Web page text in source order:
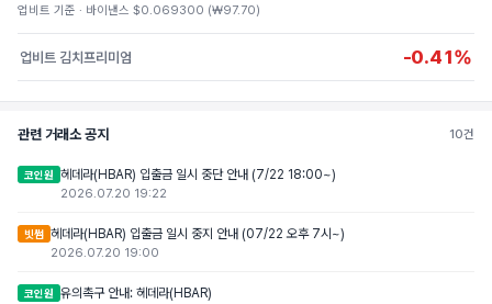
업비트 기준 · 바이낸스 $0.069300 (₩97.70)
업비트 김치프리미엄 -0.41%
관련 거래소 공지 10건
코인원 헤데라(HBAR) 입출금 일시 중단 안내 (7/22 18:00~)
2026.07.20 19:22
빗썸 헤데라(HBAR) 입출금 일시 중지 안내 (07/22 오후 7시~)
2026.07.20 19:00
코인원 유의촉구 안내: 헤데라(HBAR)